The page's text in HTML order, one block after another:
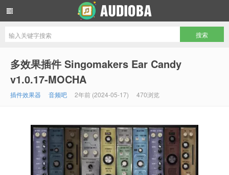
多效果插件 Singomakers Ear Candy
v1.0.17-MOCHA
插件效果器 音频吧 2年前 (2024-05-17) 470浏览